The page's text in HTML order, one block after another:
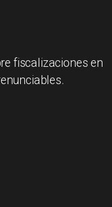
fiscalizaciones en